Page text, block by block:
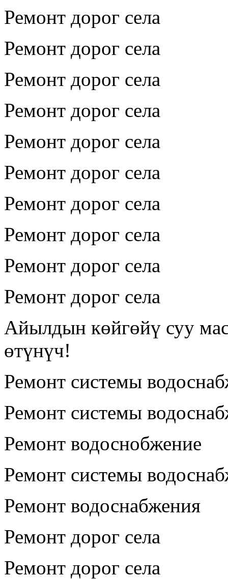
Ремонт дорог села
Ремонт дорог села
Ремонт дорог села
Ремонт дорог села
Ремонт дорог села
Ремонт дорог села
Ремонт дорог села
Ремонт дорог села
Ремонт дорог села
Ремонт дорог села
Айылдын көйгөйү суу
өтүнүч!
Ремонт системы
Ремонт системы
Ремонт водоснобжение
Ремонт системы
Ремонт водоснабжения
Ремонт дорог села
Ремонт дорог села